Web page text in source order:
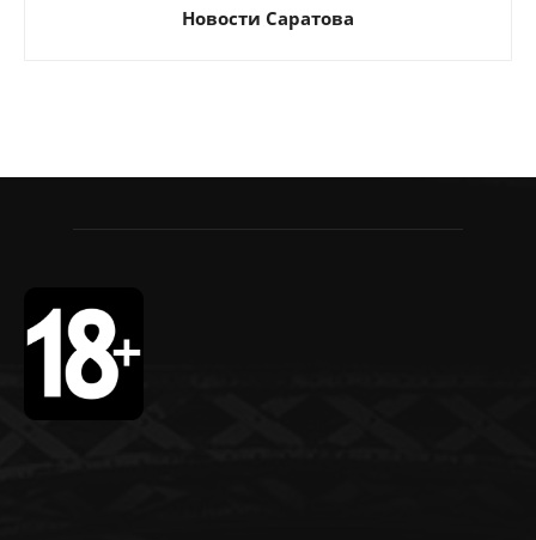
Новости Саратова